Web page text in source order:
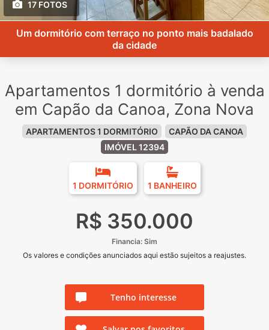
17 FOTOS
Um dormitório com terraço no ponto mais badalado
da cidade
Apartamentos 1 dormitório à venda
em Capão da Canoa, Zona Nova
APARTAMENTOS 1 DORMITÓRIO
CAPÃO DA CANOA
IMÓVEL 12394
1 DORMITÓRIO 1 BANHEIRO
R$ 350.000
Financia: Sim
Os valores e condições anunciados aqui estão sujeitos a reajustes.
Tenho interesse